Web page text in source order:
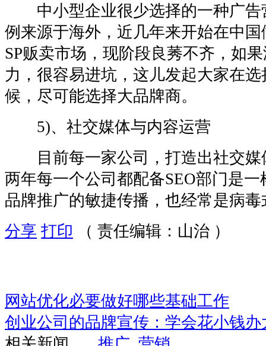
中小型企业很少选择的一种广告
例来源于海外，近几年来开始在中
SP贩卖市场，现阶段良莠不齐，如
力，很容易进坑，这儿发起大家在
候，尽可能选择大品牌商。
5)、社交媒体与内容运营
目前每一家公司，打造出社交媒
两年每一个公司都配备SEO部门是
品牌推广的敏捷传播，也经常是病
分享 打印 （ 责任编辑：山治 ）
网站优化必要做好哪些基础工作
创业公司的品牌宣传：学会花小钱办